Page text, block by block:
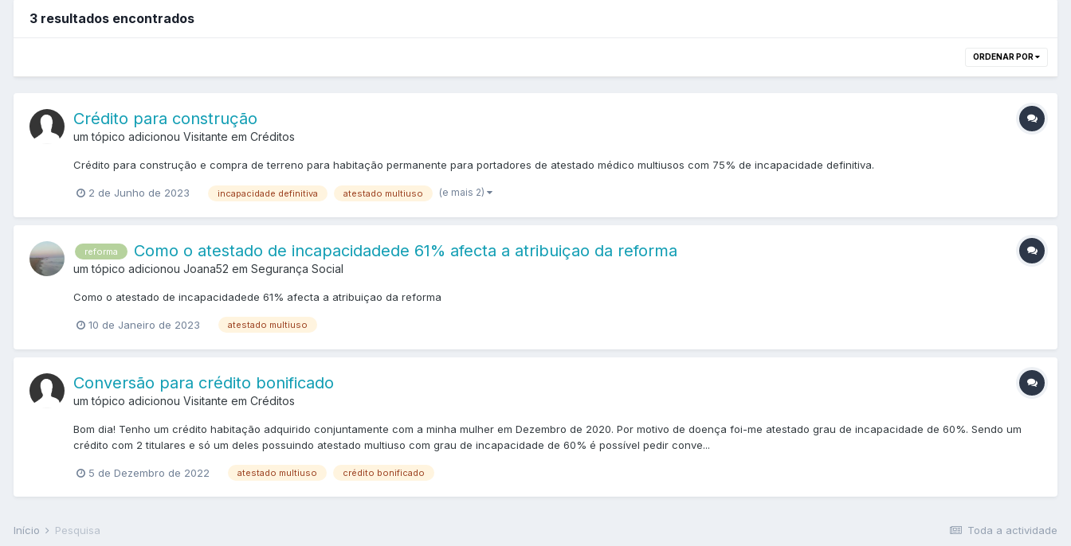
3 resultados encontrados
ORDENAR POR
Crédito para construção
um tópico adicionou Visitante em Créditos
Crédito para construção e compra de terreno para habitação permanente para portadores de atestado médico multiusos com 75% de incapacidade definitiva.
2 de Junho de 2023 incapacidade definitiva atestado multiuso (e mais 2)
reforma Como o atestado de incapacidadede 61% afecta a atribuiçao da reforma
um tópico adicionou Joana52 em Segurança Social
Como o atestado de incapacidadede 61% afecta a atribuiçao da reforma
10 de Janeiro de 2023 atestado multiuso
Conversão para crédito bonificado
um tópico adicionou Visitante em Créditos
Bom dia! Tenho um crédito habitação adquirido conjuntamente com a minha mulher em Dezembro de 2020. Por motivo de doença foi-me atestado grau de incapacidade de 60%. Sendo um
crédito com 2 titulares e só um deles possuindo atestado multiuso com grau de incapacidade de 60% é possível pedir conve...
5 de Dezembro de 2022 atestado multiuso crédito bonificado
Toda a actividade
Início Pesquisa